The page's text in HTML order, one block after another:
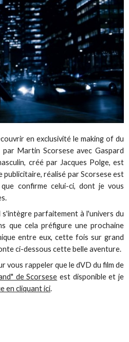
en exclusivité le making of du
Martin Scorsese avec Gaspard
créé par Jacques Polge, est
publicitaire, réalisé par Scorsese est
confirme celui-ci, dont je vous
s'intègre parfaitement à l'univers du
que cela préfigure une prochaine
entre eux, cette fois sur grand
ci-dessous cette belle aventure.
vous rappeler que le dVD du film de
de Scorsese est disponible et je
en cliquant ici.